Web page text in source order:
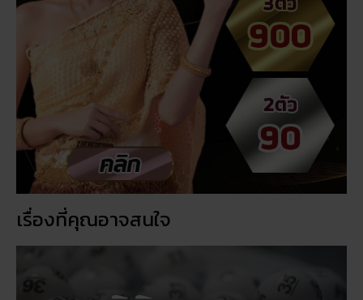
เรื่องที่คุณอาจสนใจ